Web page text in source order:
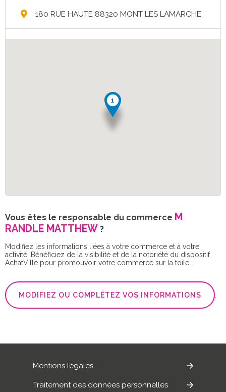
180 RUE HAUTE 88320 MONT LES LAMARCHE
Vous êtes le responsable du commerce M
RANDLE MATTHEW ?
Modifiez les informations liées à votre commerce et à votre
activité. Bénéficiez de la visibilité et de la notoriété du dispositif
AchatVille pour promouvoir votre commerce sur la toile.
MODIFIEZ OU COMPLÉTEZ VOS INFORMATIONS
Mentions légales
Traitement des données personnelles